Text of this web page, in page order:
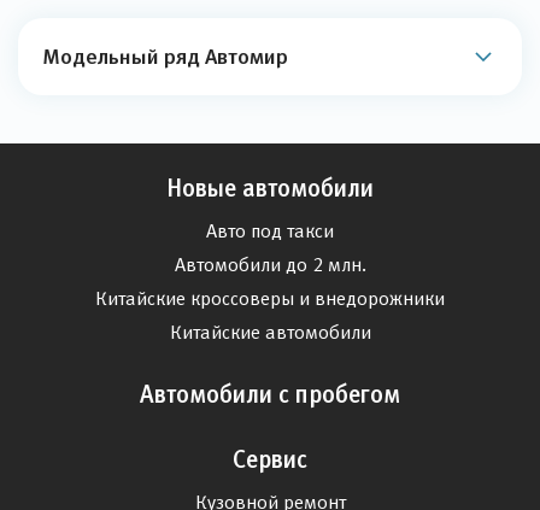
Модельный ряд Автомир
Новые автомобили
Авто под такси
Автомобили до 2 млн.
Китайские кроссоверы и внедорожники
Китайские автомобили
Автомобили с пробегом
Сервис
Кузовной ремонт